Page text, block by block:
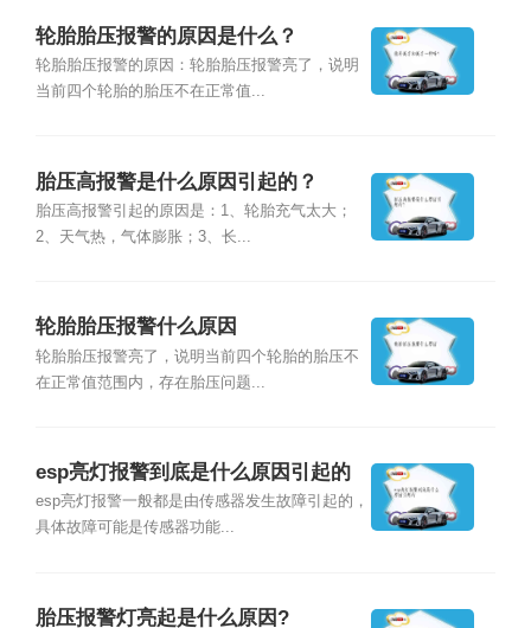
轮胎胎压报警的原因是什么？
轮胎胎压报警的原因：轮胎胎压报警亮了，说明
当前四个轮胎的胎压不在正常值...
胎压高报警是什么原因引起的？
胎压高报警引起的原因是：1、轮胎充气太大；
2、天气热，气体膨胀；3、长...
轮胎胎压报警什么原因
轮胎胎压报警亮了，说明当前四个轮胎的胎压不
在正常值范围内，存在胎压问题...
esp亮灯报警到底是什么原因引起的
esp亮灯报警一般都是由传感器发生故障引起的，
具体故障可能是传感器功能...
胎压报警灯亮起是什么原因?